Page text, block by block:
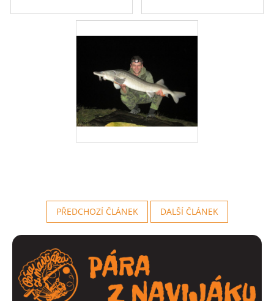
PŘEDCHOZÍ ČLÁNEK DALŠÍ ČLÁNEK